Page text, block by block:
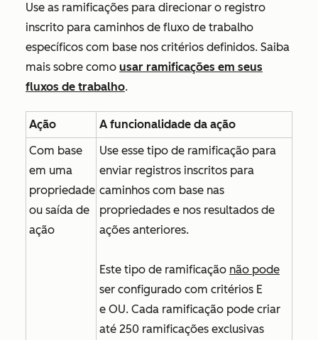
Use as ramificações para direcionar o registro
inscrito para caminhos de fluxo de trabalho
específicos com base nos critérios definidos. Saiba
mais sobre como usar ramificações em seus
fluxos de trabalho.
Ação
A funcionalidade da ação
Com base
em uma
propriedade
ou saída de
ação
Use esse tipo de ramificação para
enviar registros inscritos para
caminhos com base nas
propriedades e nos resultados de
ações anteriores.
Este tipo de ramificação não pode
ser configurado com critérios E
e OU. Cada ramificação pode criar
até 250 ramificações exclusivas